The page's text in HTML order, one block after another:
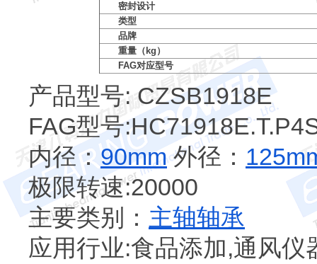
密封设计
类型
品牌
重量（kg）
FAG对应型号
产品型号: CZSB1918E
FAG型号
内径：90mm外径：
极限转速:20000
主要类别： 主轴轴承
应用行业:食品添加,通风